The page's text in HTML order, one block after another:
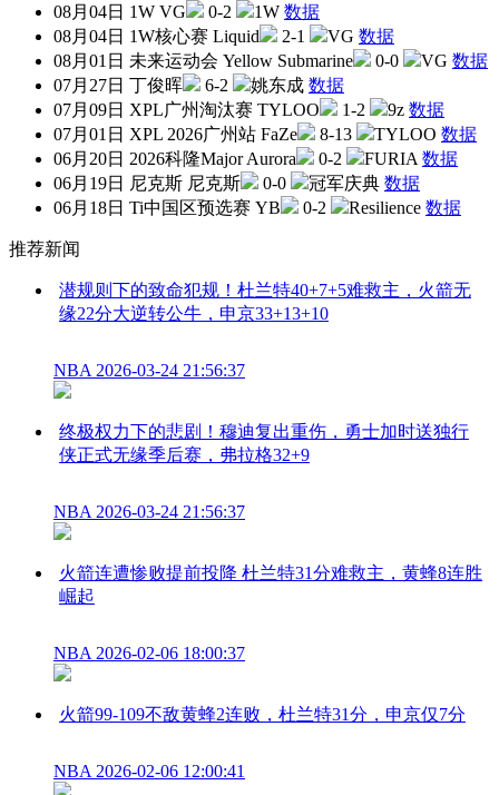
08月04日 1W VG 0-2 1W 数据
08月04日 1W核心赛 Liquid 2-1 VG 数据
08月01日 未来运动会 Yellow Submarine 0-0 VG 数据
07月27日 丁俊晖 6-2 姚东成 数据
07月09日 XPL广州淘汰赛 TYLOO 1-2 9z 数据
07月01日 XPL 2026广州站 FaZe 8-13 TYLOO 数据
06月20日 2026科隆Major Aurora 0-2 FURIA 数据
06月19日 尼克斯 尼克斯 0-0 冠军庆典 数据
06月18日 Ti中国区预选赛 YB 0-2 Resilience 数据
推荐新闻
潜规则下的致命犯规！杜兰特40+7+5难救主，火箭无
缘22分大逆转公牛，申京33+13+10
NBA 2026-03-24 21:56:37
终极权力下的悲剧！穆迪复出重伤，勇士加时送独行
侠正式无缘季后赛，弗拉格32+9
NBA 2026-03-24 21:56:37
火箭连遭惨败提前投降 杜兰特31分难救主，黄蜂8连胜
崛起
NBA 2026-02-06 18:00:37
火箭99-109不敌黄蜂2连败，杜兰特31分，申京仅7分
NBA 2026-02-06 12:00:41